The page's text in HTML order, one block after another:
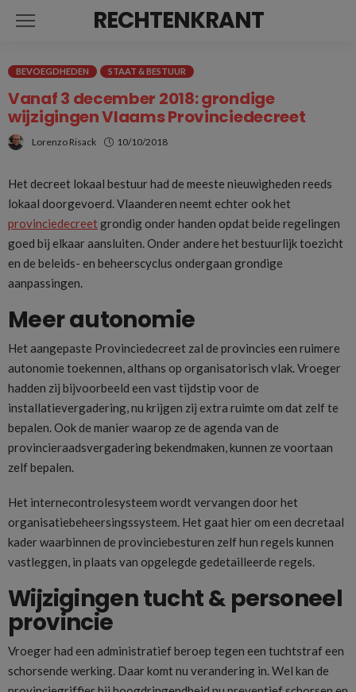
RECHTENKRANT
BEVOEGDHEDEN STAAT & BESTUUR
Vanaf 3 december 2018: grondige
wijzigingen Vlaams Provinciedecreet
Lorenzo Risack 10/10/2018
Het decreet lokaal bestuur had de meeste nieuwigheden reeds
lokaal doorgevoerd. Vlaanderen neemt echter ook het
provinciedecreet grondig onder handen opdat beide regelingen
goed bij elkaar aansluiten. Onder andere het bestuurlijk toezicht
en de beleids- en beheerscyclus ondergaan grondige
aanpassingen.
Meer autonomie
Het aangepaste Provinciedecreet zal de provincies een ruimere
autonomie toekennen, althans op organisatorisch vlak. Vroeger
hadden zij bijvoorbeeld een vast tijdstip voor de
installatievergadering, nu krijgen zij extra ruimte om dat zelf te
bepalen. Ook de manier waarop ze de agenda van de
provincieraadsvergadering bekendmaken, kunnen ze voortaan
zelf bepalen.
Het internecontrolesysteem wordt vervangen door het
organisatiebeheersingssysteem. Het gaat hier om een decretaal
kader waarbinnen de provinciebesturen zelf hun regels kunnen
vastleggen, in plaats van opgelegde gedetailleerde regels.
Wijzigingen tucht & personeel
provincie
Vroeger had een administratief beroep tegen een tuchtstraf een
schorsende werking. Daar komt nu verandering in. Wel kan de